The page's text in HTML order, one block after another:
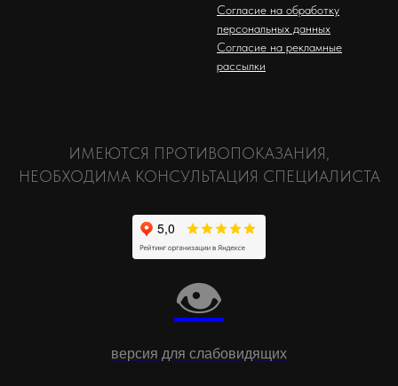
Согласие на обработку
персональных данных
Согласие на рекламные
рассылки
ИМЕЮТСЯ ПРОТИВОПОКАЗАНИЯ,
НЕОБХОДИМА КОНСУЛЬТАЦИЯ СПЕЦИАЛИСТА
👁
версия для слабовидящих